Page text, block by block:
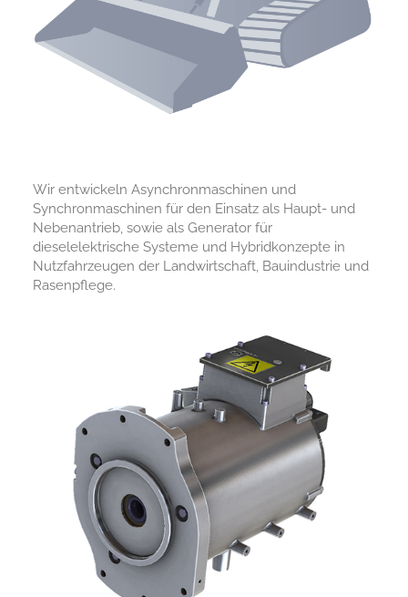
Wir entwickeln Asynchronmaschinen und
Synchronmaschinen für den Einsatz als Haupt- und
Nebenantrieb, sowie als Generator für
dieselelektrische Systeme und Hybridkonzepte in
Nutzfahrzeugen der Landwirtschaft, Bauindustrie und
Rasenpflege.